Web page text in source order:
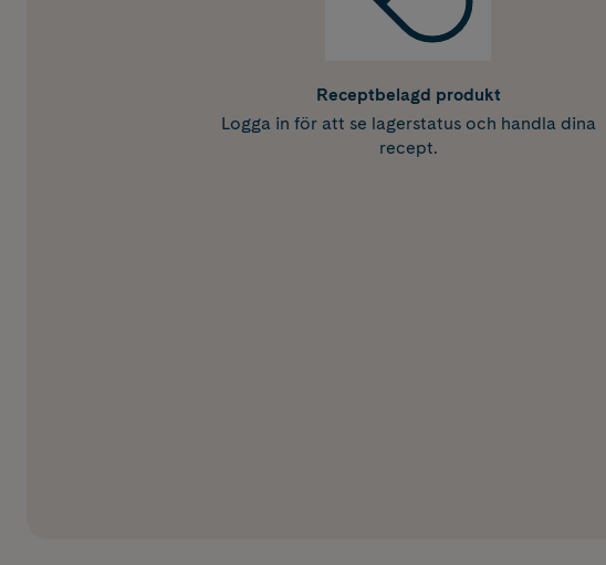
Receptbelagd produkt
Logga in för att se lagerstatus och handla dina
recept.